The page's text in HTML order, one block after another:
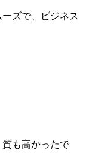
ズで、ビジネス
も高かったで